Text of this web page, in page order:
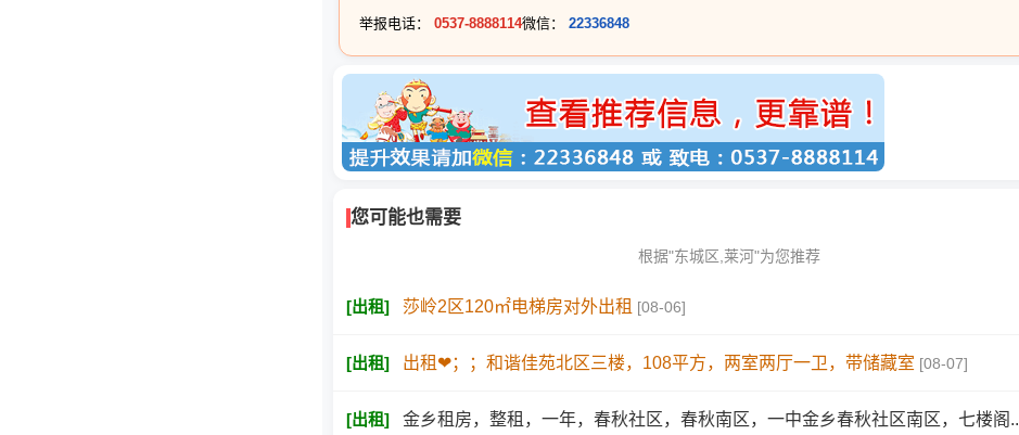
举报电话： 0537-8888114微信： 22336848
您可能也需要
根据"东城区,莱河"为您推荐
[出租] 莎岭2区120㎡电梯房对外出租 [08-06]
[出租] 出租❤；️；和谐佳苑北区三楼，108平方，两室两厅一卫，带储藏室 [08-07]
[出租] 金乡租房，整租，一年，春秋社区，春秋南区，一中金乡春秋社区南区，七楼阁..